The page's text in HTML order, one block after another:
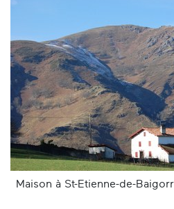
Maison à St-Etienne-de-